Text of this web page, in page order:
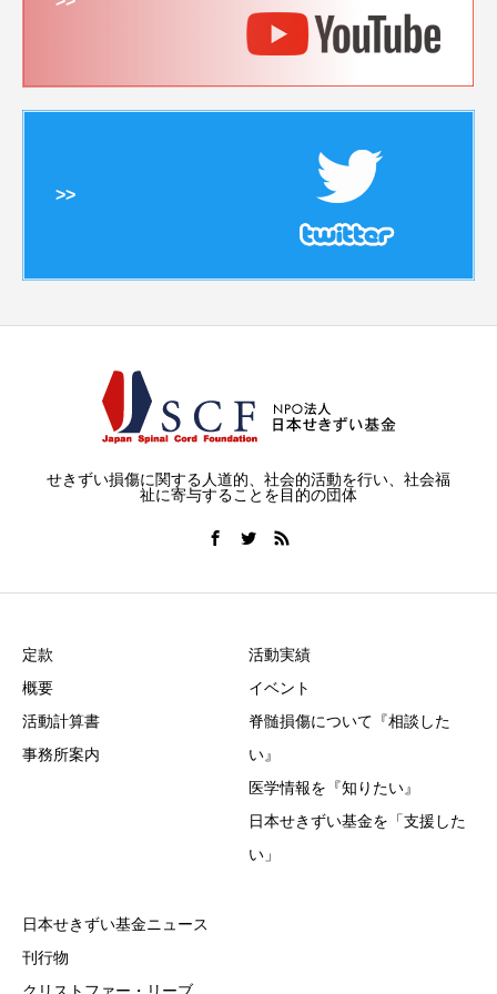
>>
せきずい損傷に関する人道的、社会的活動を行い、社会福
祉に寄与することを目的の団体
定款
概要
活動計算書
事務所案内
活動実績
イベント
脊髄損傷について『相談した
い』
医学情報を『知りたい』
日本せきずい基金を「支援した
い」
日本せきずい基金ニュース
刊行物